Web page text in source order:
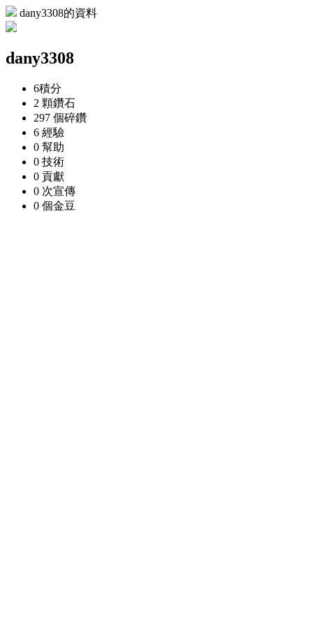
dany3308的資料
dany3308
6積分
2 顆鑽石
297 個碎鑽
6 經驗
0 幫助
0 技術
0 貢獻
0 次宣傳
0 個金豆